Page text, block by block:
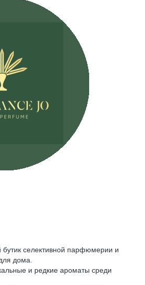
бутик селективной парфюмерии и
дома.
и редкие ароматы среди